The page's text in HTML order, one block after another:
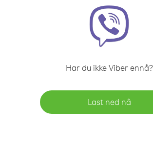
Har du ikke Viber ennå?
Last ned nå